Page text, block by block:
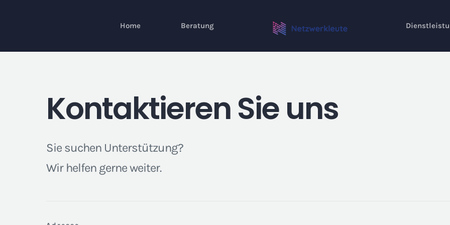
Home Beratung
Kontaktieren Sie uns
Sie suchen Unterstützung?
Wir helfen gerne weiter.